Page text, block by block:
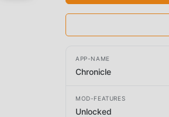
APP-NAME
Chronicle
MOD-FEATURES
Unlocked